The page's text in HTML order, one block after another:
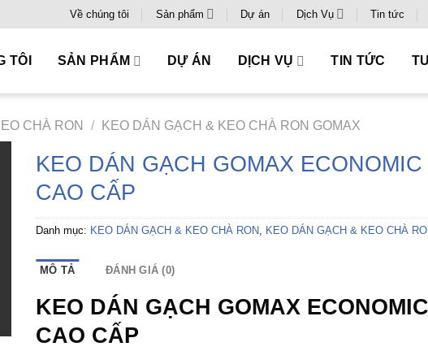
Về chúng tôi Sản phẩm Dự án Dịch Vụ Tin tức
TÔI SẢN PHẨM DỰ ÁN DỊCH VỤ TIN TỨC
CHÀ RON / KEO DÁN GẠCH & KEO CHÀ RON GOMAX
KEO DÁN GẠCH GOMAX
CAO CẤP
Danh mục: KEO DÁN GẠCH & KEO CHÀ RON KEO DÁN GẠCH & KEO CHÀ
MÔ TẢ ĐÁNH GIÁ (0)
KEO DÁN GẠCH GOMAX
CAO CẤP